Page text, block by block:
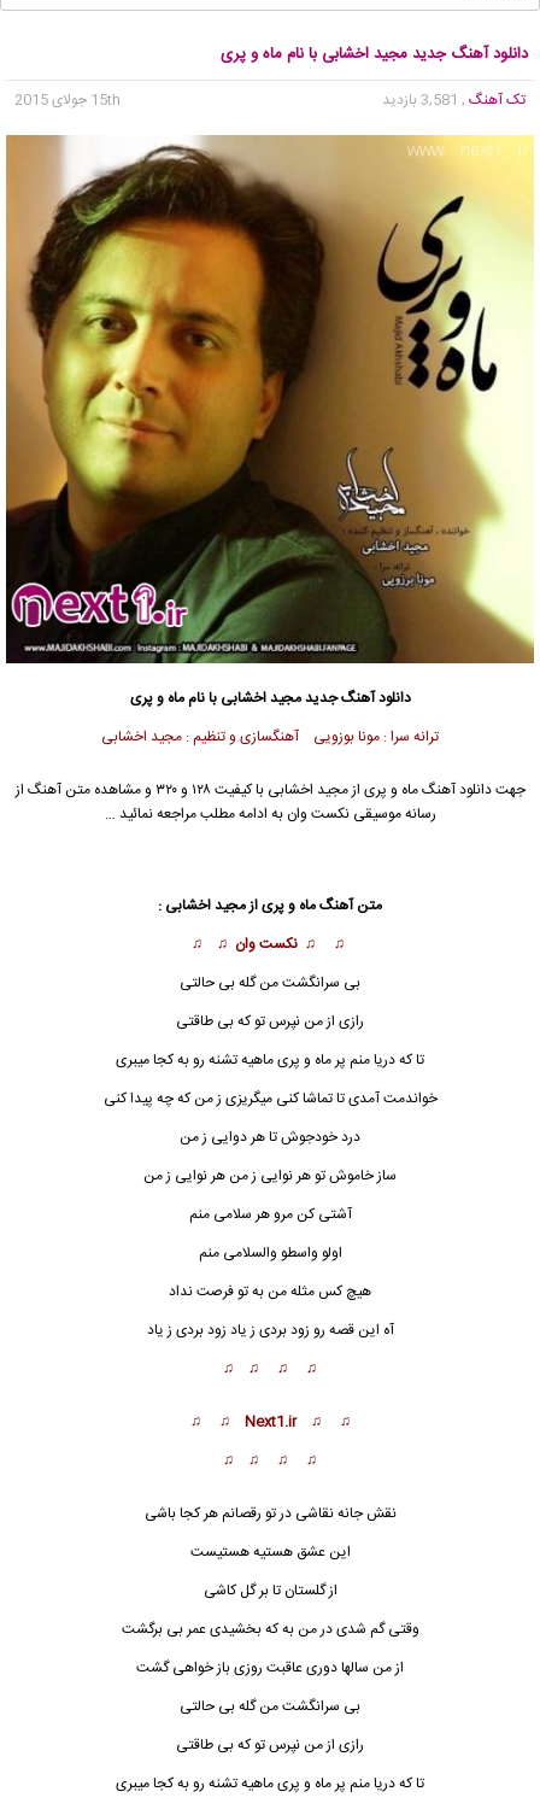
دانلود آهنگ جدید مجید اخشابی با نام ماه و پری
تک آهنگ , 3,581 بازدید 15th جولای 2015
دانلود آهنگ جدیدمجید اخشابی با نام ماه و پری
ترانه سرا : مونا بوزویی آهنگسازی و تنظیم : مجید اخشابی
جهت دانلود آهنگ ماه و پری ازمجید اخشابی
با کیفیت ۱۲۸ و ۳۲۰ و مشاهده متن آهنگ از
رسانه موسیقی نکست وان به ادامه مطلب مراجعه نمائید …
متن آهنگ ماه و پری از مجید اخشابی :
♫ ♫ نکست وان ♫ ♫
بی سرانگشت من گله بی حالتی
رازی از من نپرس تو که بی طاقتی
تا که دریا منم پر ماه و پری ماهیه تشنه رو به کجا میبری
خواندمت آمدی تا تماشا کنی میگریزی ز من که چه پیدا کنی
درد خودجوش تا هر دوایی ز من
ساز خاموش تو هر نوایی ز من هر نوایی ز من
آشتی کن مرو هر سلامی منم
اولو واسطو والسلامی منم
هیچ کس مثله من به تو فرصت نداد
آه این قصه رو زود بردی ز یاد زود بردی ز یاد
♫ ♫ ♫ ♫
♫ ♫ Next1.ir ♫ ♫
♫ ♫ ♫ ♫
نقش جانه نقاشی در تو رقصانم هر کجا باشی
این عشق هستیه هستیست
از گلستان تا بر گل کاشی
وقتی گم شدی در من به که بخشیدی عمر بی برگشت
از من سالها دوری عاقبت روزی باز خواهی گشت
بی سرانگشت من گله بی حالتی
رازی از من نپرس تو که بی طاقتی
تا که دریا منم پر ماه و پری ماهیه تشنه رو به کجا میبری